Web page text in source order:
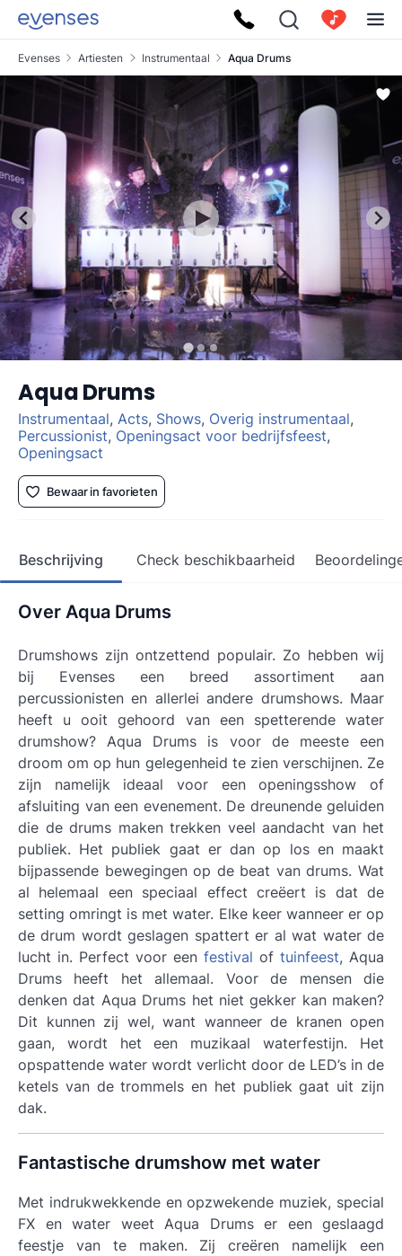
Evenses Artiesten Instrumentaal Aqua Drums
Aqua Drums
Instrumentaal, Acts, Shows, Overig instrumentaal,
Percussionist, Openingsact voor bedrijfsfeest,
Openingsact
Bewaar in favorieten
Beschrijving Check beschikbaarheid
Over Aqua Drums
Drumshows zijn ontzettend populair. Zo hebben wij
bij Evenses een breed assortiment aan
percussionisten en allerlei andere drumshows. Maar
heeft u ooit gehoord van een spetterende water
drumshow? Aqua Drums is voor de meeste een
droom om op hun gelegenheid te zien verschijnen. Ze
zijn namelijk ideaal voor een openingsshow of
afsluiting van een evenement. De dreunende geluiden
die de drums maken trekken veel aandacht van het
publiek. Het publiek gaat er dan op los en maakt
bijpassende bewegingen op de beat van drums. Wat
al helemaal een speciaal effect creëert is dat de
setting omringt is met water. Elke keer wanneer er op
de drum wordt geslagen spattert er al wat water de
lucht in. Perfect voor een festival of tuinfeest, Aqua
Drums heeft het allemaal. Voor de mensen die
denken dat Aqua Drums het niet gekker kan maken?
Dit kunnen zij wel, want wanneer de kranen open
gaan, wordt het een muzikaal waterfestijn. Het
opspattende water wordt verlicht door de LED’s in de
ketels van de trommels en het publiek gaat uit zijn
dak.
Fantastische drumshow met water
Met indrukwekkende en opzwekende muziek, special
FX en water weet Aqua Drums er een geslaagd
feestje van te maken. Zij creëren namelijk een